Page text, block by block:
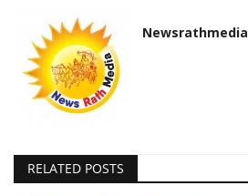
Newsrathmedia
RELATED POSTS